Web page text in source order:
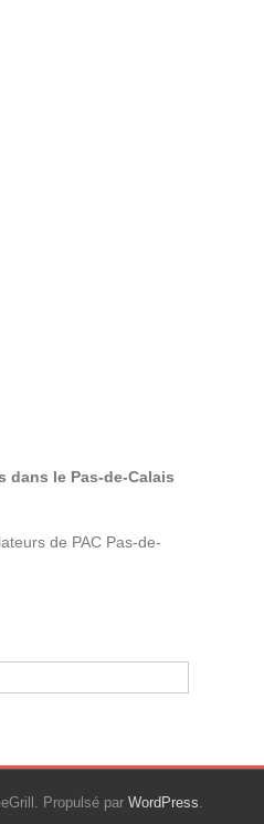
dans le Pas-de-Calais
de PAC Pas-de-
Propulsé par WordPress.